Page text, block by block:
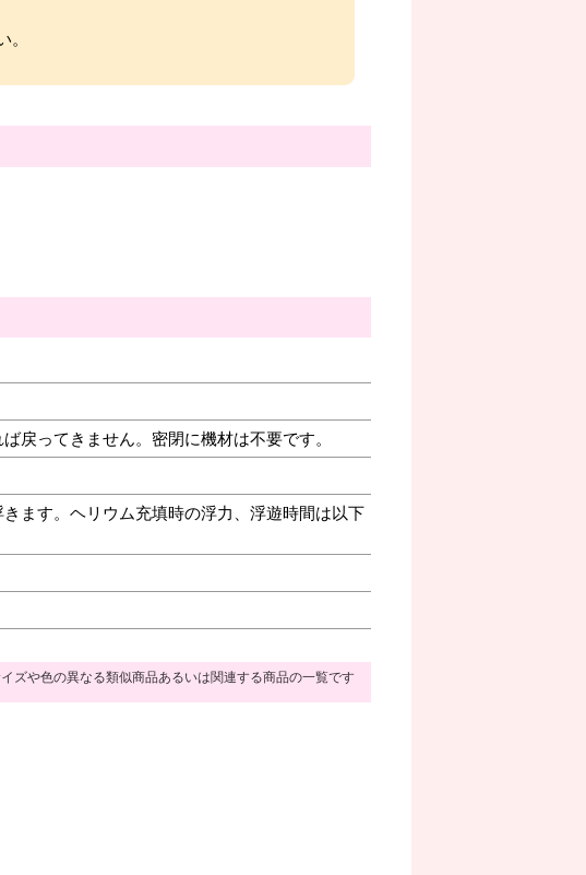
戻ってきません。密閉に機材は不要です。
ます。ヘリウム充填時の浮力、浮遊時間は以下
ズや色の異なる類似商品あるいは関連する商品の一覧です